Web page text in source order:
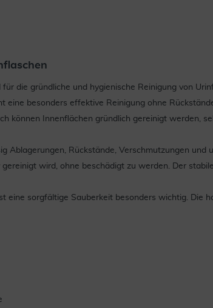
die gründliche und hygienische Reinigung von
eine besonders effektive Reinigung ohne
können Innenflächen gründlich gereinigt werden,
Ablagerungen, Rückstände, Verschmutzungen
wird, ohne beschädigt zu werden. Der
eine sorgfältige Sauberkeit besonders wichtig. Die